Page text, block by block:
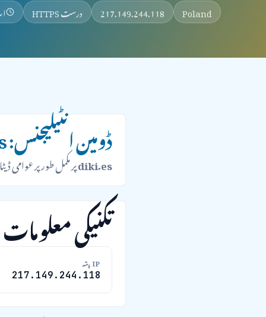
Poland
217.149.244.118 درست HTTPS
ڈومین انٹیلیجنس: diki.es
diki.esپر مکمل طور پر عوامی
تکنیکی معلومات
IP پتہ
217.149.244.118